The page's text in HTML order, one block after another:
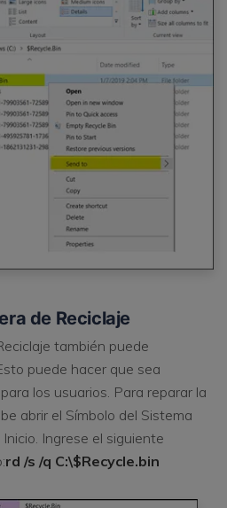
de Reciclaje
también puede
puede hacer que sea
los usuarios. Para reparar la
abrir el Símbolo del Sistema
Ingrese el siguiente
rd /s /q C:\$Recycle.bin